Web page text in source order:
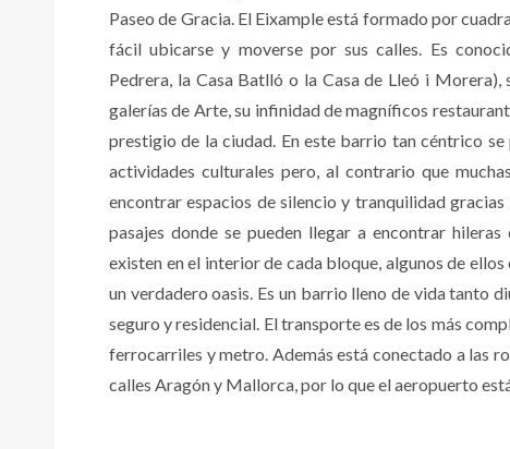
Paseo de Gracia. El Eixample está formado por
fácil ubicarse y moverse por sus calles. Es
Pedrera, la Casa Batlló o la Casa de Lleó i Morera),
galerías de Arte, su infinidad de magníficos
prestigio de la ciudad. En este barrio tan céntrico
actividades culturales pero, al contrario que
encontrar espacios de silencio y tranquilidad gracias
pasajes donde se pueden llegar a encontrar
existen en el interior de cada bloque, algunos de
un verdadero oasis. Es un barrio lleno de vida tanto
seguro y residencial. El transporte es de los más
ferrocarriles y metro. Además está conectado a las
calles Aragón y Mallorca, por lo que el aeropuerto